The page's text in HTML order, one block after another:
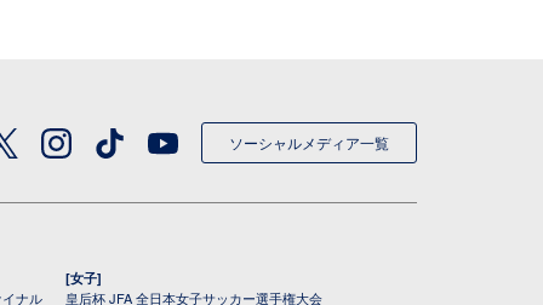
ソーシャルメディア一覧
ナル
[女子]
皇后杯 JFA 全日本女子サッカー選手権大会